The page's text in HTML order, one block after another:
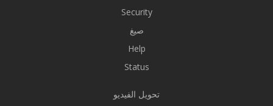
Security
صيغ
Help
Status
تحويل الفيديو